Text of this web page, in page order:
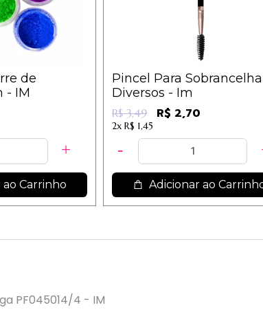
de
- IM
Carrinho
Pincel Para
Diversos - Im
R$ 3,49 R$ 2,70
2x R$ 1,45
Adicionar ao
PF045014/4 - IM